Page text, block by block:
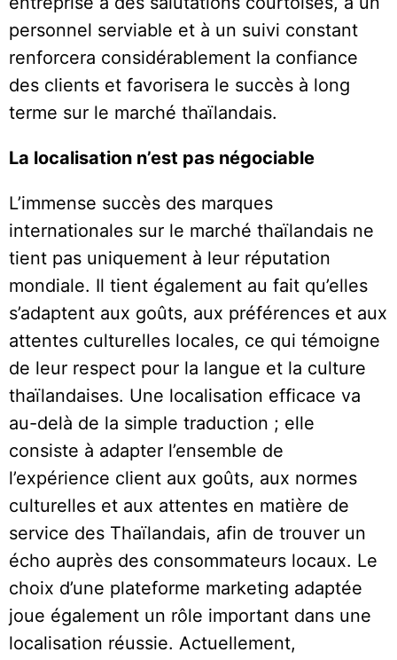
personnel serviable et à un suivi constant
renforcera considérablement la confiance
des clients et favorisera le succès à long
terme sur le marché thaïlandais.
La localisation n’est pas négociable
L’immense succès des marques
internationales sur le marché thaïlandais ne
tient pas uniquement à leur réputation
mondiale. Il tient également au fait qu’elles
s’adaptent aux goûts, aux préférences et aux
attentes culturelles locales, ce qui témoigne
de leur respect pour la langue et la culture
thaïlandaises. Une localisation efficace va
au-delà de la simple traduction ; elle
consiste à adapter l’ensemble de
l’expérience client aux goûts, aux normes
culturelles et aux attentes en matière de
service des Thaïlandais, afin de trouver un
écho auprès des consommateurs locaux. Le
choix d’une plateforme marketing adaptée
joue également un rôle important dans une
localisation réussie. Actuellement,